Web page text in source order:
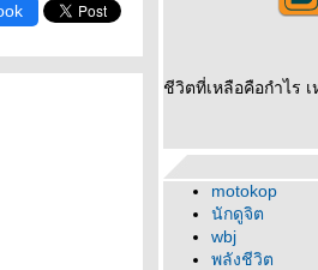
ชีวิตที่เหลือคือกำไร
motokop
นักดูจิต
wbj
พลังชีวิต